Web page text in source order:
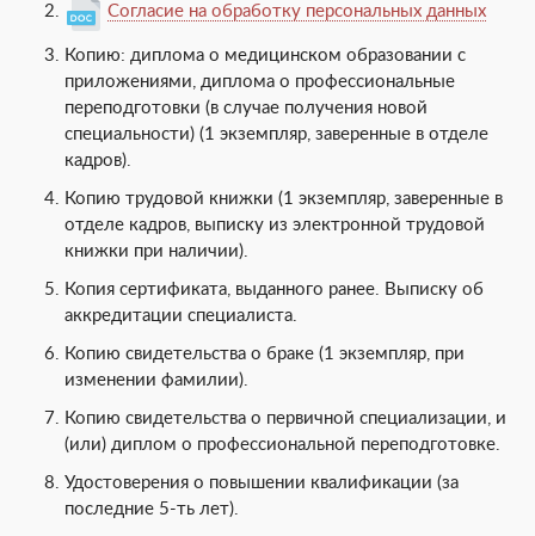
Согласие на обработку персональных данных
Копию: диплома о медицинском образовании с
приложениями, диплома о профессиональные
переподготовки (в случае получения новой
специальности) (1 экземпляр, заверенные в отделе
кадров).
Копию трудовой книжки (1 экземпляр, заверенные в
отделе кадров, выписку из электронной трудовой
книжки при наличии).
Копия сертификата, выданного ранее. Выписку об
аккредитации специалиста.
Копию свидетельства о браке (1 экземпляр, при
изменении фамилии).
Копию свидетельства о первичной специализации, и
(или) диплом о профессиональной переподготовке.
Удостоверения о повышении квалификации (за
последние 5-ть лет).